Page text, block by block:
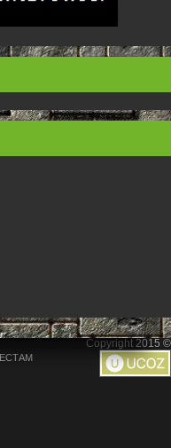
Copyright 2015 ©